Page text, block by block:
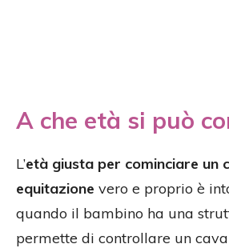
A che età si può
L’età giusta per cominciare un
equitazione vero e proprio è
quando il bambino ha una
permette di controllare un